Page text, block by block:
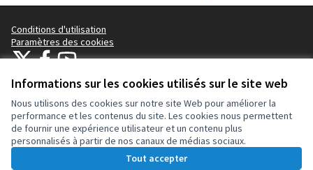
Informations sur les cookies utilisés sur le site web
Nous utilisons des cookies sur notre site Web pour améliorer la
performance et les contenus du site. Les cookies nous permettent
de fournir une expérience utilisateur et un contenu plus
personnalisés à partir de nos canaux de médias sociaux.
Tout accepter
Conditions d'utilisation
Paramètres des cookies
OIDP sur X
(Lien externe)
OIDP sur Facebook
(Lien externe)
OIDP sur YouTube
(Lien externe)
Français
Choose languageChoisir la langueElegir el idioma
(Lien externe) logiciel libre Decidim
(Lien externe)
.